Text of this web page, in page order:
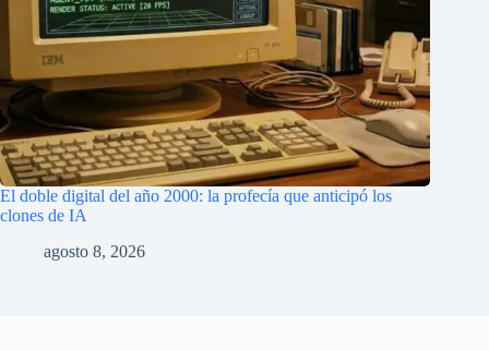
El doble digital del año 2000: la profecía que anticipó los
clones de IA
agosto 8, 2026